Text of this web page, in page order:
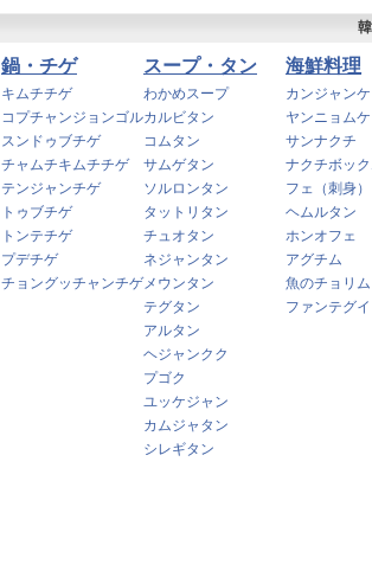
鍋・チゲ
キムチチゲ
コプチャンジョンゴル
スンドゥブチゲ
チャムチキムチチゲ
テンジャンチゲ
トゥブチゲ
トンテチゲ
プデチゲ
チョングッチャンチゲ
スープ・タン
わかめスープ
カルビタン
コムタン
サムゲタン
ソルロンタン
タットリタン
チュオタン
ネジャンタン
メウンタン
テグタン
アルタン
ヘジャンクク
プゴク
ユッケジャン
カムジャタン
シレギタン
海鮮料理
カンジャン
ヤンニョム
サンナクチ
ナクチボッ
フェ（刺身）
ヘムルタン
ホンオフェ
アグチム
魚のチョリム
ファンテグイ